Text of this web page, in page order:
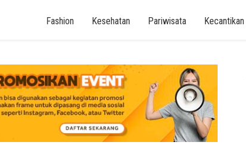
Fashion Kesehatan Pariwisata Kecantikan